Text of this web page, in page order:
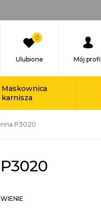
0
Ulubione Mój profil
Maskownica
karnisza
P3020